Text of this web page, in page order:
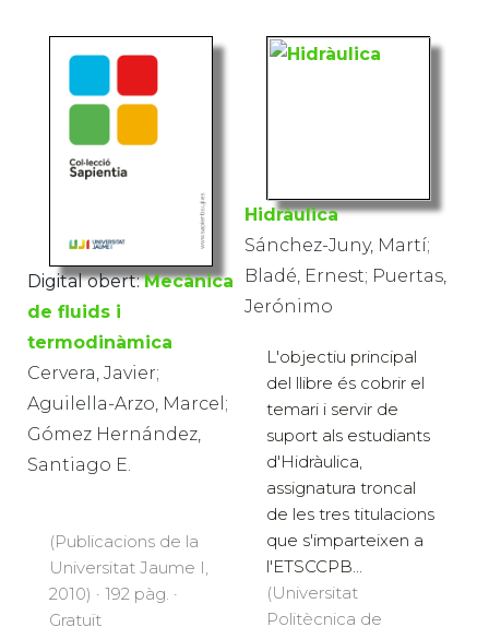
Digital obert: Mecànica
de fluids i
termodinàmica
Cervera, Javier;
Aguilella-Arzo, Marcel;
Gómez Hernández,
Santiago E.
(Publicacions de la
Universitat Jaume I,
2010) · 192 pàg. ·
Gratuït
Hidràulica
Sánchez-Juny, Martí;
Bladé, Ernest; Puertas,
Jerónimo
L'objectiu principal
del llibre és cobrir el
temari i servir de
suport als estudiants
d'Hidràulica,
assignatura troncal
de les tres titulacions
que s'imparteixen a
l'ETSCCPB...
(Universitat
Politècnica de